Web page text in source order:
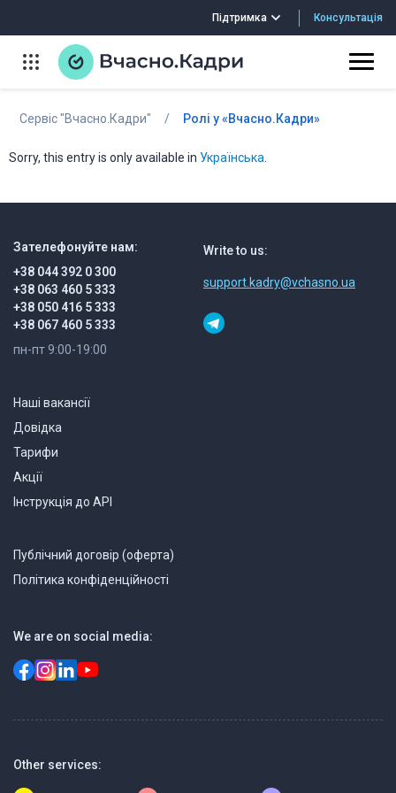
Підтримка Консультація
Сервіс "Вчасно.Кадри" / Ролі у «Вчасно.Кадри»
Sorry, this entry is only available in Українська
Зателефонуйте нам:
+38 044 392 0 300
+38 063 460 5 333
+38 050 416 5 333
+38 067 460 5 333
пн-пт 9:00-19:00
Наші вакансії
Довідка
Тарифи
Акції
Інструкція до API
Публічний договір (оферта)
Політика конфіденційності
Other services:
Write to us:
support.kadry@vchasno.ua
We are on social media: